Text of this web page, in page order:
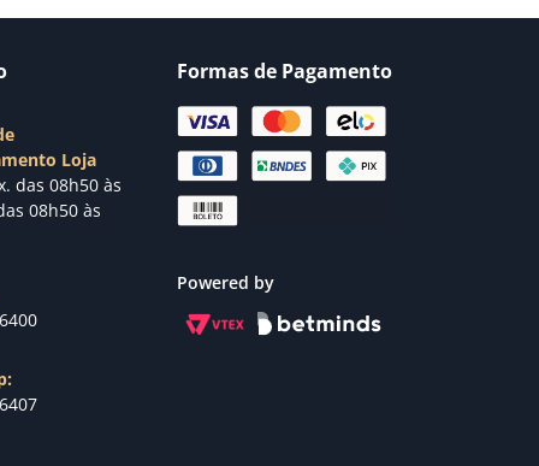
Loja
das 08h50 às
08h50 às
Formas de Pagamento
Powered by